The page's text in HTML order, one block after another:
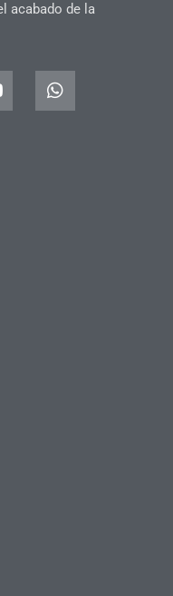
acabado de la